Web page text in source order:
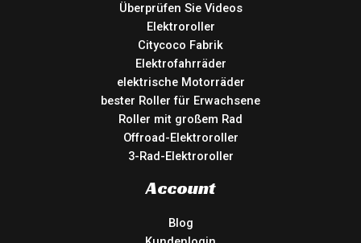
Überprüfen Sie Videos
Elektroroller
Citycoco Fabrik
Elektrofahrräder
elektrische Motorräder
bester Roller für Erwachsene
Roller mit großem Rad
Offroad-Elektroroller
3-Rad-Elektroroller
Account
Blog